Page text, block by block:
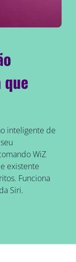
inteligente de
WiZ
existente
Funciona
Siri.